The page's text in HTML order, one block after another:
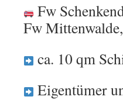
Fw
Fw
ca. 10 qm
Eigentümer